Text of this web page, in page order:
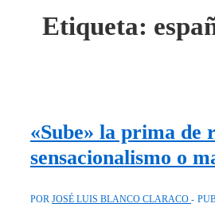
Etiqueta:
«Sube» la prima de
sensacionalismo o
POR JOSÉ LUIS BLANCO CLARACO